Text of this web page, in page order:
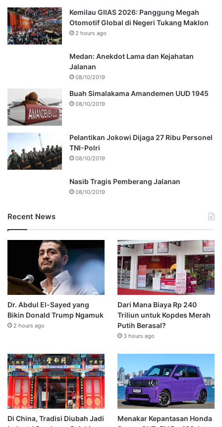
Kemilau GIIAS 2026: Panggung Megah
Otomotif Global di Negeri Tukang Maklon
2 hours ago
Medan: Anekdot Lama dan Kejahatan
Jalanan
08/10/2019
Buah Simalakama Amandemen UUD 1945
08/10/2019
Pelantikan Jokowi Dijaga 27 Ribu Personel
TNI-Polri
08/10/2019
Nasib Tragis Pemberang Jalanan
08/10/2019
Recent News
Dr. Abdul El-Sayed yang
Bikin Donald Trump Ngamuk
2 hours ago
Dari Mana Biaya Rp 240
Triliun untuk Kopdes Merah
Putih Berasal?
3 hours ago
Di China, Tradisi Diubah Jadi
Menakar Kepantasan Honda